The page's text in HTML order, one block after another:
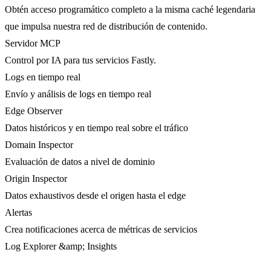
Obtén acceso programático completo a la misma caché legendaria
que impulsa nuestra red de distribución de contenido.
Servidor MCP
Control por IA para tus servicios Fastly.
Logs en tiempo real
Envío y análisis de logs en tiempo real
Edge Observer
Datos históricos y en tiempo real sobre el tráfico
Domain Inspector
Evaluación de datos a nivel de dominio
Origin Inspector
Datos exhaustivos desde el origen hasta el edge
Alertas
Crea notificaciones acerca de métricas de servicios
Log Explorer &amp; Insights